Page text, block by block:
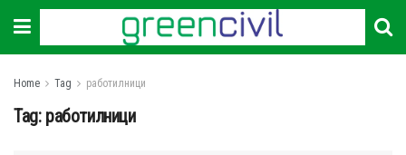
Home Tag работилници
Tag: работилници